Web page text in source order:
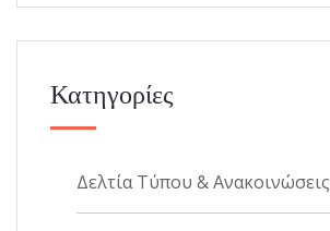
Κατηγορίες
Δελτία Τύπου & Ανακοινώσεις